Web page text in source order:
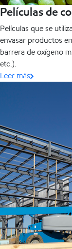
Películas de
Películas que se
envasar productos
barrera de oxígeno
etc.).
Leer más